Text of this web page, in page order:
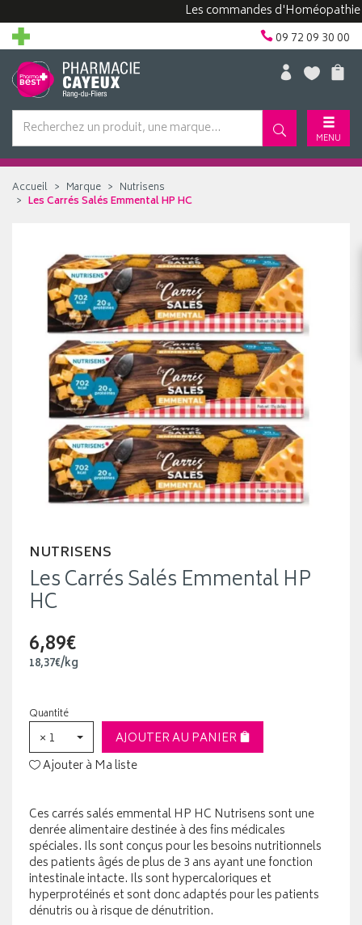
Les commandes d'Homéopathie
09 72 09 30 00
MENU
Accueil Marque
Nutrisens
Les Carrés Salés Emmental HP HC
NUTRISENS
Les Carrés Salés Emmental HP
HC
6,89€
18,37€/kg
Quantité
× 1
AJOUTER AU PANIER
Ajouter à Ma liste
Ces carrés salés emmental HP HC Nutrisens sont une
denrée alimentaire destinée à des fins médicales
spéciales. Ils sont conçus pour les besoins nutritionnels
des patients âgés de plus de 3 ans ayant une fonction
intestinale intacte. Ils sont hypercaloriques et
hyperprotéinés et sont donc adaptés pour les patients
dénutris ou à risque de dénutrition.